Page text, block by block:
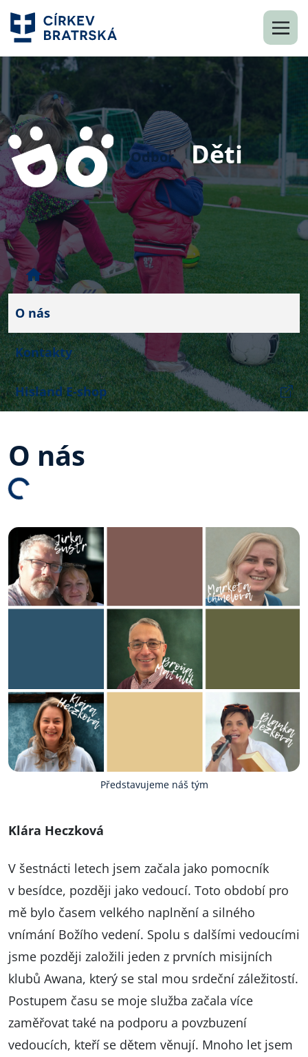
Odbor Děti
O nás
Kontakty
Hisland E-shop
O nás
Představujeme náš tým
Klára Heczková
V šestnácti letech jsem začala jako pomocník
v besídce, později jako vedoucí. Toto období pro
mě bylo časem velkého naplnění a silného
vnímání Božího vedení. Spolu s dalšími vedoucími
jsme později založili jeden z prvních misijních
klubů Awana, který se stal mou srdeční záležitostí.
Postupem času se moje služba začala více
zaměřovat také na podporu a povzbuzení
vedoucích, kteří se dětem věnují. Mnoho let jsem